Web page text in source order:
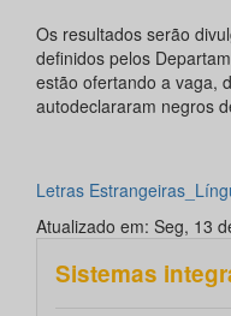
Os resultados serão
definidos pelos
estão ofertando a vaga,
autodeclararam negros
Letras
Atualizado em: Seg, 13
Sistemas